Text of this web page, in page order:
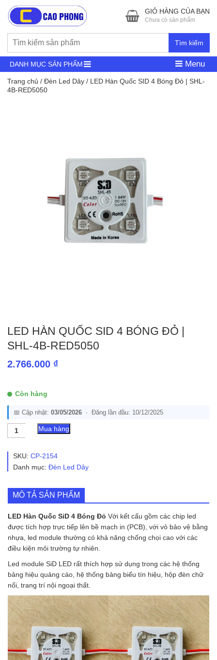
Tìm kiếm
GIỎ HÀNG CỦA BẠN
Chưa có sản phẩm
DANH MỤC SẢN PHẨM Menu
Trang chủ / Đèn Led Dây / LED Hàn Quốc SID 4 Bóng Đỏ | SHL-
4B-RED5050
LED HÀN QUỐC SID 4 BÓNG ĐỎ |
SHL-4B-RED5050
2.766.000 ₫
Còn hàng
📅 Cập nhật: 03/05/2026 · Đăng lần đầu: 10/12/2025
LED
Hàn
SID
Bóng
|
SHL-
4B-
RED5050
số
lượng
Mua hàng
SKU: CP-2154
Danh mục: Đèn Led Dây
MÔ TẢ SẢN PHẨM
LED Hàn Quốc SiD 4 Bóng Đỏ Với kết cấu gồm các chip led
được tích hợp trực tiếp lên bề mạch in (PCB), với vỏ bảo vệ bằng
nhựa, led module thường có khả năng chống chọi cao với các
điều kiện môi trường tự nhiên.
Led module SiD LED rất thích hợp sử dụng trong các hệ thống
bảng hiệu quảng cáo, hệ thống bảng biểu tín hiệu, hộp đèn chữ
nổi, trang trí nội ngoại thất.